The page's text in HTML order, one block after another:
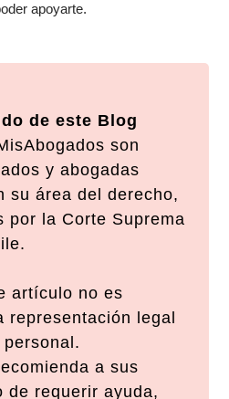
apoyarte.
de este Blog
son
y abogadas
su área del derecho,
por la Corte Suprema
artículo no es
representación legal
a sus
de requerir ayuda,